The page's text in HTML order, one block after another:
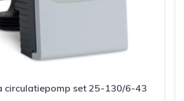
circulatiepomp set 25-130/6-43